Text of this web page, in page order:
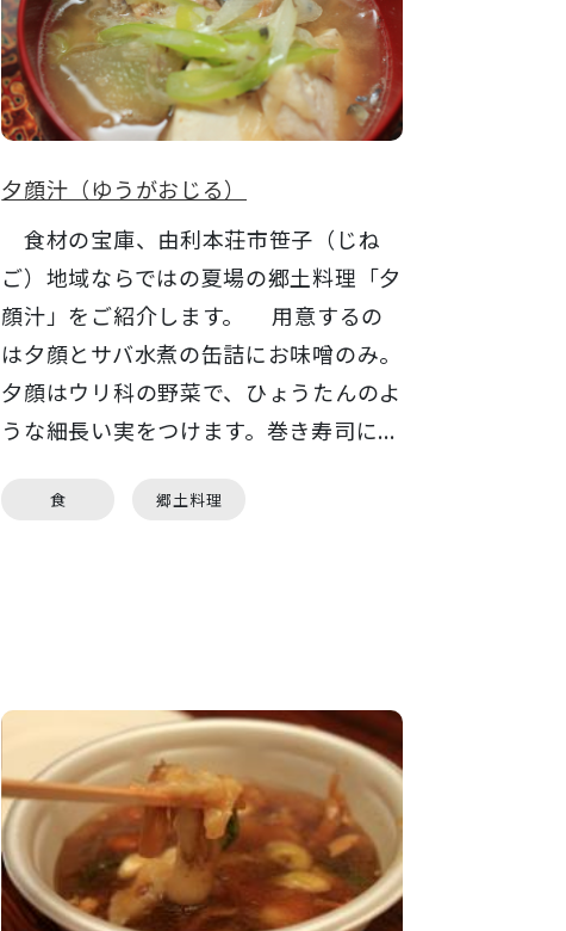
夕顔汁（ゆうがおじる）
食材の宝庫、由利本荘市笹子（じね
ご）地域ならではの夏場の郷土料理「夕
顔汁」をご紹介します。 用意するの
は夕顔とサバ水煮の缶詰にお味噌のみ。
夕顔はウリ科の野菜で、ひょうたんのよ
うな細長い実をつけます。巻き寿司に...
食 郷土料理